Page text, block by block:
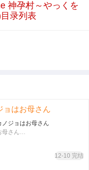
神孕村～やっくを
录列表
ョはお母さん
ノジョはお母さん
母さん…
12-10 完结